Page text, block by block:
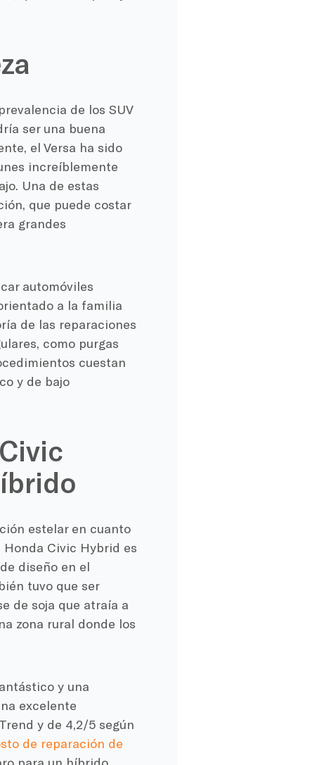
de los SUV
ser una buena
el Versa ha sido
increíblemente
Una de estas
que puede costar
grandes
automóviles
a la familia
de las reparaciones
como purgas
cuestan
y de bajo
estelar en cuanto
Civic Hybrid es
diseño en el
tuvo que ser
de soja que atraía a
zona rural donde los
y una
excelente
y de 4,2/5 según
de reparación de